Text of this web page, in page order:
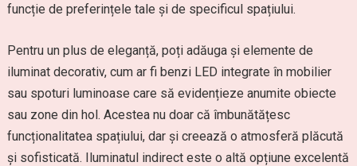
funcție de preferințele tale și de specificul spațiului.
Pentru un plus de eleganță, poți adăuga și elemente de
iluminat decorativ, cum ar fi benzi LED integrate în mobilier
sau spoturi luminoase care să evidențieze anumite obiecte
sau zone din hol. Acestea nu doar că îmbunătățesc
funcționalitatea spațiului, dar și creează o atmosferă plăcută
și sofisticată. Iluminatul indirect este o altă opțiune excelentă